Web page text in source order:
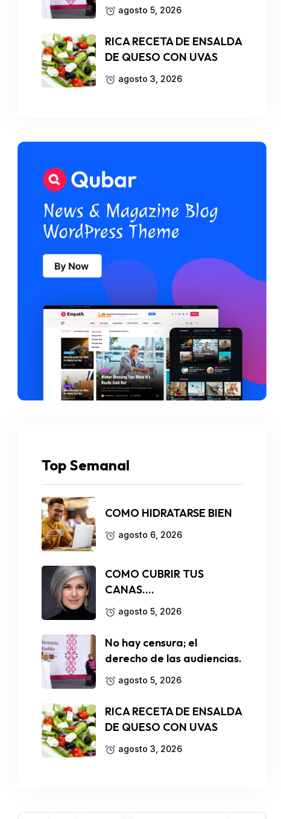
agosto 5, 2026
RICA RECETA DE ENSALDA
DE QUESO CON UVAS
agosto 3, 2026
Top Semanal
COMO HIDRATARSE BIEN
agosto 6, 2026
COMO CUBRIR TUS
CANAS….
agosto 5, 2026
No hay censura; el
derecho de las audiencias.
agosto 5, 2026
RICA RECETA DE ENSALDA
DE QUESO CON UVAS
agosto 3, 2026